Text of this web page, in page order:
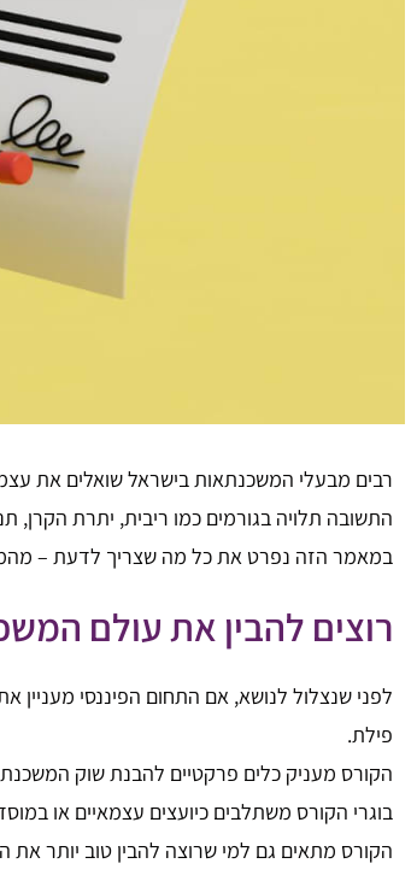
רבים מבעלי המשכנתאות בישראל שואלים את
התשובה תלויה בגורמים כמו ריבית, יתרת הקרן,
במאמר הזה נפרט את כל מה שצריך לדעת –
רוצים להבין את עולם
לפני שנצלול לנושא, אם התחום הפיננסי
פילת.
הקורס מעניק כלים פרקטיים להבנת שוק
בוגרי הקורס משתלבים כיועצים עצמאיים או
הקורס מתאים גם למי שרוצה להבין טוב יותר